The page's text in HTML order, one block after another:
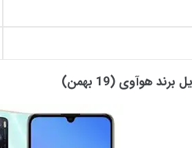
برند هوآوی (19 بهمن)